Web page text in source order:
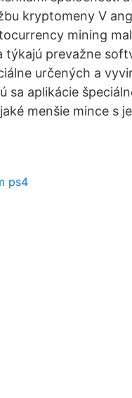
kryptomeny V
mining
týkajú prevažne
určených a
sa aplikácie
menšie mince s
ps4